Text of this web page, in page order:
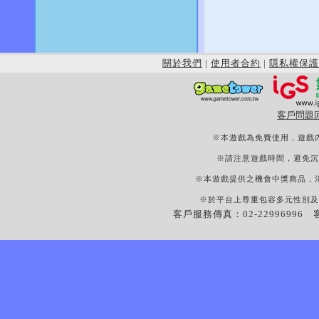
關於我們 | 使用者合約 | 隱私權保護
客戶問題
※本遊戲為免費使用，遊戲
※請注意遊戲時間，避免
※本遊戲提供之機會中獎商品，
※於平台上尊重包容多元性別
客戶服務傳真：02-22996996